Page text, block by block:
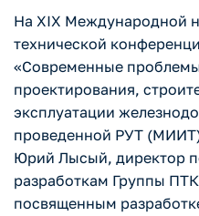
На XIХ Международной
технической
«Современные
проектирования,
эксплуатации
проведенной РУТ
Юрий Лысый, директор
разработкам Группы
посвященным